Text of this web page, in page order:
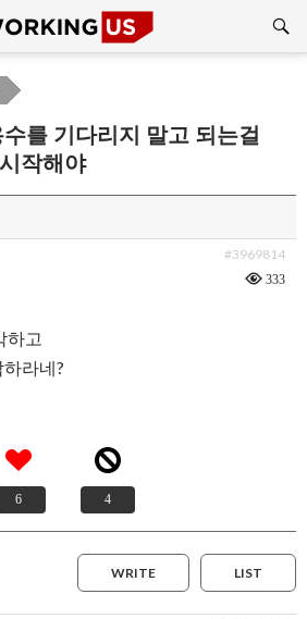
를 기다리지 말고 되는걸
작해야
#3969814
333
하고
라네?
6 4
LIST
WRITE